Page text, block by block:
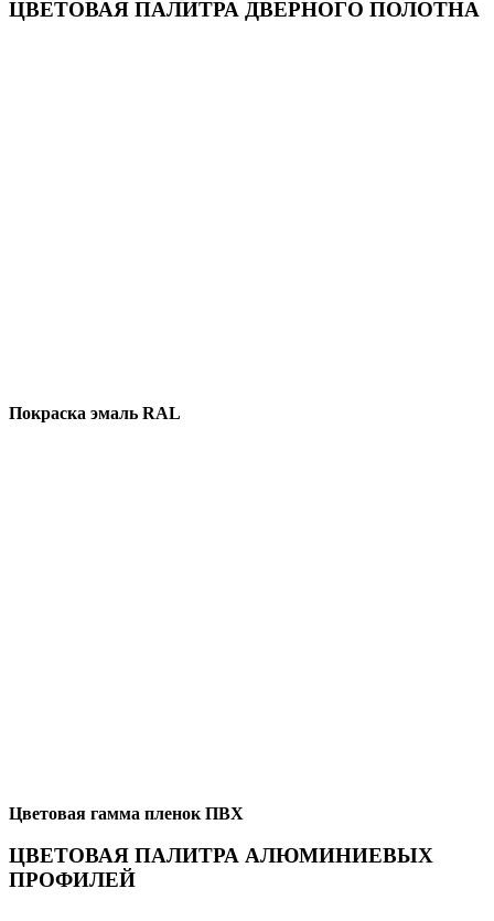
ЦВЕТОВАЯ ПАЛИТРА ДВЕРНОГО ПОЛОТНА
Покраска эмаль RAL
Цветовая гамма пленок ПВХ
ЦВЕТОВАЯ ПАЛИТРА АЛЮМИНИЕВЫХ
ПРОФИЛЕЙ